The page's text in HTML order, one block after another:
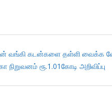
வங்கி கடன்களை தள்ளி வைக்க
நிறுவனம் ரூ.1.01கோடி அறிவிப்பு